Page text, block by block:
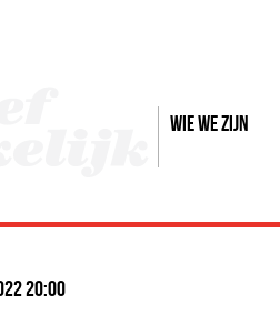
Wie we zijn
20:00